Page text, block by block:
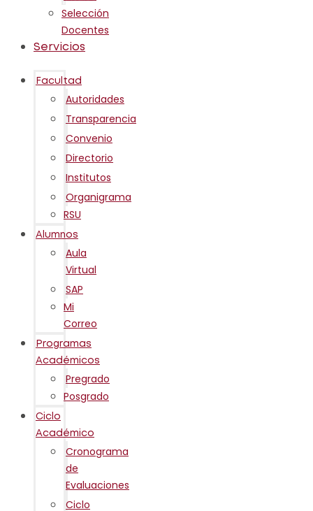
Selección
Docentes
Servicios
Facultad
Autoridades
Transparencia
Convenio
Directorio
Institutos
Organigrama
RSU
Alumnos
Aula
Virtual
SAP
Mi
Correo
Programas
Académicos
Pregrado
Posgrado
Ciclo
Académico
Cronograma
de
Evaluaciones
Ciclo